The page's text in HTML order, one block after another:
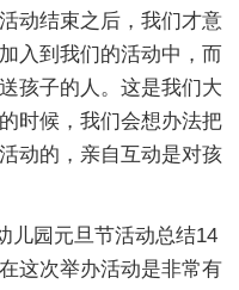
动结束之后，我们才意
入到我们的活动中，而
孩子的人。这是我们大
时候，我们会想办法把
动的，亲自互动是对孩
这次举办活动是非常有
儿园元旦节活动总结14